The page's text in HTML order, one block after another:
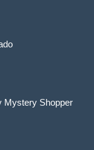
Mystery Shopper